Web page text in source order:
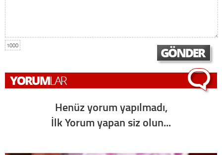
1000
Henüz yorum yapılmadı,
İlk Yorum yapan siz olun...